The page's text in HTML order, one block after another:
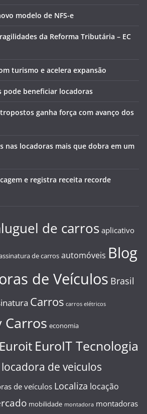
modelo de NFS-e
da Reforma Tributária – EC
turismo e acelera expansão
pode beneficiar locadoras
ganha força com avanço dos
nas locadoras mais que dobra em um
e registra receita recorde
de carros aplicativo
de carros automóveis Blog
de Veículos Brasil
Carros carros elétricos
Carros economia
Euroit EuroIT Tecnologia
locadora de veiculos
de veículos Localiza locação
mobilidade montadora montadoras